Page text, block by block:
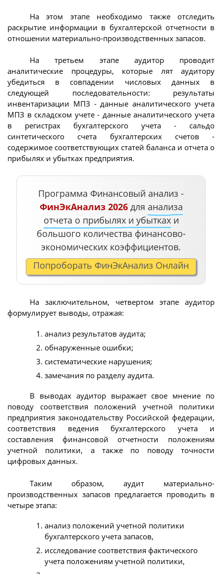
На этом этапе необходимо также отследить
раскрытие информации в бухгалтерской отчетности в
отношении материально-производственных запасов.
На третьем этапе аудитор проводит
аналитические процедуры, которые лят аудитору
убедиться в совпадении числовых данных в
следующей последовательности: результаты
инвентаризации МПЗ - данные аналитического учета
МПЗ в складском учете - данные аналитического учета
в регистрах бухгалтерского учета - сальдо
синтетического счета бухгалтерских счетов -
содержимое соответствующих статей баланса и отчета о
прибылях и убытках предприятия.
Программа Финансовый анализ -
ФинЭкАнализ 2026для анализа
отчета о прибылях и убыткахи
большого количества финансово-
экономических коэффициентов.
Попроборать ФинЭкАнализ Онлайн
На заключительном, четвертом этапе аудитор
формулирует выводы, отражая:
анализ результатов аудита;
обнаруженные ошибки;
систематические нарушения;
замечания по разделу аудита.
В выводах аудитор выражает свое мнение по
поводу соответствия положений учетной политики
предприятия законодательству Российской федерации,
соответствия ведения бухгалтерского учета и
составления финансовой отчетности положениям
учетной политики, а также по поводу точности
цифровых данных.
Таким образом, аудит материально-
производственных запасов предлагается проводить в
четыре этапа:
анализ положений учетной политики
бухгалтерского учета запасов,
исследование соответствия фактического
учета положениям учетной политики,